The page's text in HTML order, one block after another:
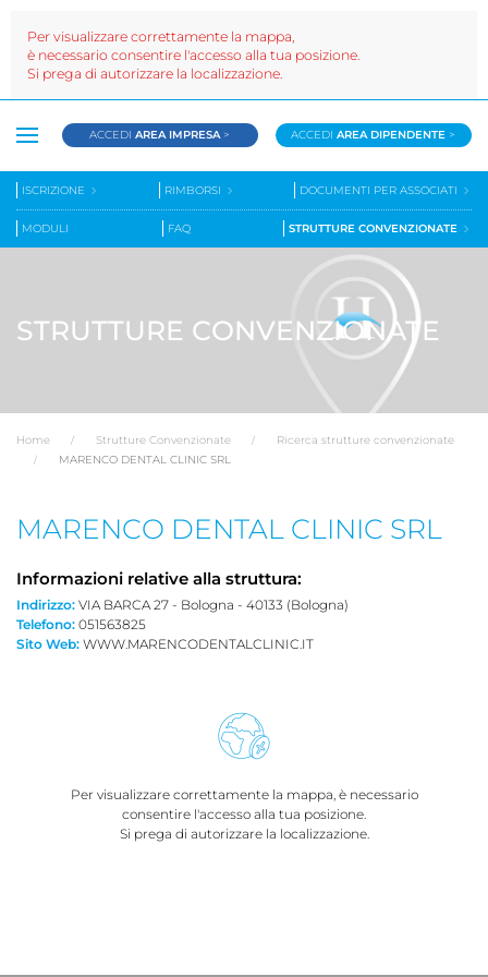
ACCEDIAREA IMPRESA > ACCEDIAREA DIPENDENTE >
ISCRIZIONE RIMBORSI DOCUMENTI PER ASSOCIATI
MODULI FAQ STRUTTURE CONVENZIONATE
STRUTTURE CONVENZIONATE
Home Strutture Convenzionate
Ricerca strutture convenzionate
MARENCO DENTAL CLINIC SRL
MARENCO DENTAL CLINIC SRL
Informazioni relative alla struttura:
Indirizzo: VIA BARCA 27 - Bologna - 40133 (Bologna)
Telefono: 051563825
Sito Web: WWW.MARENCODENTALCLINIC.IT
Per visualizzare correttamente la mappa, è necessario
consentire l'accesso alla tua posizione.
Si prega di autorizzare la localizzazione.
Per visualizzare correttamente la mappa,
è necessario consentire l'accesso alla tua posizione.
Si prega di autorizzare la localizzazione.